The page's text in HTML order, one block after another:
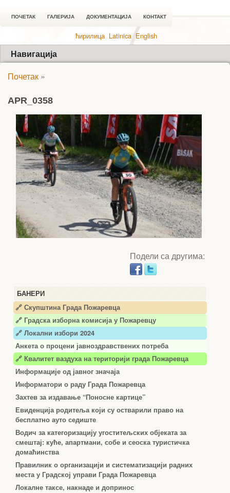
ПОЧЕТАК ГАЛЕРИЈА ДОКУМЕНТАЦИЈА КОНТАКТ
ћирилица Latinica English
Навигација
БАНЕРИ
🔗 Скупштина Града Пожаревца
🔗 Градска изборна комисија у Пожаревцу
🔗 Локални избори 2024
Анкета о процени јавноздравствених потреба
🔗 Квалитет ваздуха на територији града Пожаревца
Информације од јавног значаја
Информатори о раду Града Пожаревца
Захтев за издавање “Поносне картице”
Евиденција родитеља који су остварили право на
бесплатно ауто седиште
Водич за категоризацију угоститељских објеката за
смештај: куће, апартмани, собе и сеоска туристичка
домаћинства
Правилник о организацији и систематизацији радних
места у Градској управи Града Пожаревца
Локалне таксе, накнаде и допринос
Почетак »
APR_0358
Подели са другима: